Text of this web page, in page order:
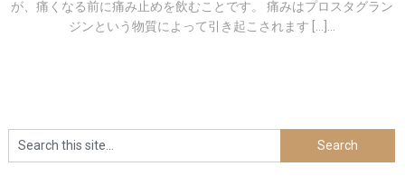
が、痛くなる前に痛み止めを飲むことです。 痛みはプロスタグラン
ジンという物質によって引き起こされます […]...